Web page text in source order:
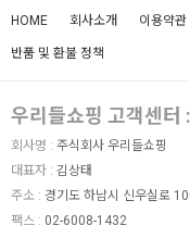
HOME 회사소개 이용약관
반품 및 환불 정책
우리들쇼핑 고객센터 :
회사명 : 주식회사 우리들쇼핑
대표자 : 김상태
주소 : 경기도 하남시 신우실로
팩스 : 02-6008-1432